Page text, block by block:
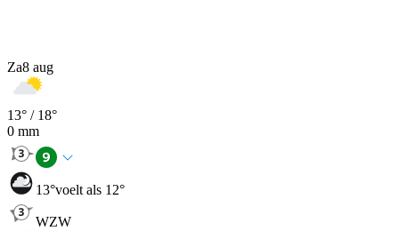
Za8 aug
13° / 18°
0 mm
13°voelt als 12°
WZW